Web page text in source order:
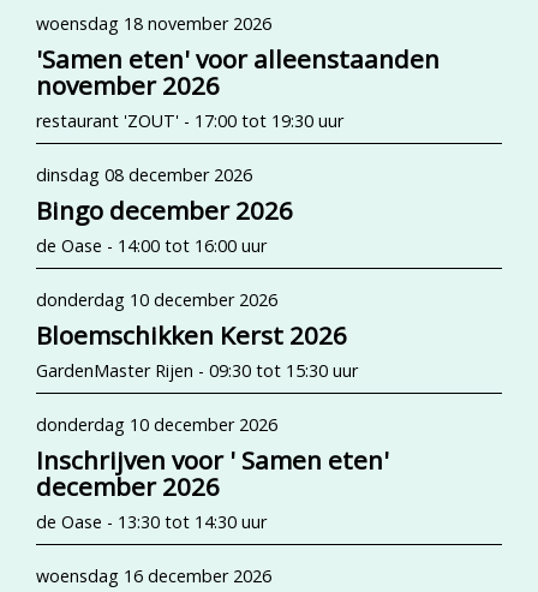
woensdag 18 november 2026
'Samen eten' voor alleenstaanden
november 2026
restaurant 'ZOUT' - 17:00 tot 19:30 uur
dinsdag 08 december 2026
Bingo december 2026
de Oase - 14:00 tot 16:00 uur
donderdag 10 december 2026
Bloemschikken Kerst 2026
GardenMaster Rijen - 09:30 tot 15:30 uur
donderdag 10 december 2026
Inschrijven voor ' Samen eten'
december 2026
de Oase - 13:30 tot 14:30 uur
woensdag 16 december 2026